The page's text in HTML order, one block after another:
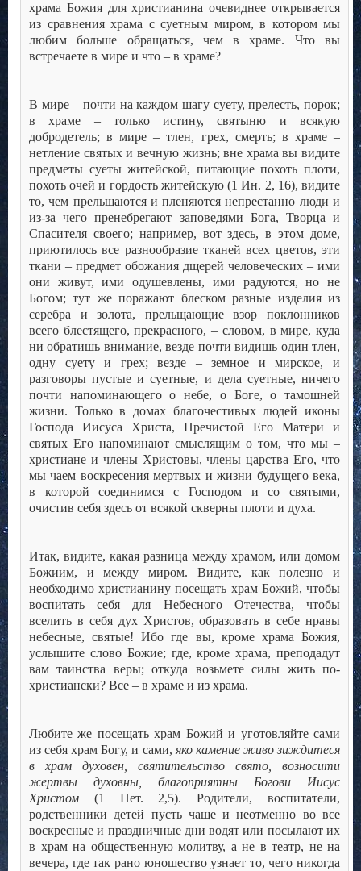
храма Божия для христианина очевиднее открывается
из сравнения храма с суетным миром, в котором мы
любим больше обращаться, чем в храме. Что вы
встречаете в мире и что – в храме?
В мире – почти на каждом шагу суету, прелесть, порок;
в храме – только истину, святыню и всякую
добродетель; в мире – тлен, грех, смерть; в храме –
нетление святых и вечную жизнь; вне храма вы видите
предметы суеты житейской, питающие похоть плоти,
похоть очей и гордость житейскую (1 Ин. 2, 16), видите
то, чем прельщаются и пленяются непрестанно люди и
из-за чего пренебрегают заповедями Бога, Творца и
Спасителя своего; например, вот здесь, в этом доме,
приютилось все разнообразие тканей всех цветов, эти
ткани – предмет обожания дщерей человеческих – ими
они живут, ими одушевлены, ими радуются, но не
Богом; тут же поражают блеском разные изделия из
серебра и золота, прельщающие взор поклонников
всего блестящего, прекрасного, – словом, в мире, куда
ни обратишь внимание, везде почти видишь один тлен,
одну суету и грех; везде – земное и мирское, и
разговоры пустые и суетные, и дела суетные, ничего
почти напоминающего о небе, о Боге, о тамошней
жизни. Только в домах благочестивых людей иконы
Господа Иисуса Христа, Пречистой Его Матери и
святых Его напоминают смыслящим о том, что мы –
христиане и члены Христовы, члены царства Его, что
мы чаем воскресения мертвых и жизни будущего века,
в которой соединимся с Господом и со святыми,
очистив себя здесь от всякой скверны плоти и духа.
Итак, видите, какая разница между храмом, или домом
Божиим, и между миром. Видите, как полезно и
необходимо христианину посещать храм Божий, чтобы
воспитать себя для Небесного Отечества, чтобы
вселить в себя дух Христов, образовать в себе нравы
небесные, святые! Ибо где вы, кроме храма Божия,
услышите слово Божие; где, кроме храма, преподадут
вам таинства веры; откуда возьмете силы жить по-
христиански? Все – в храме и из храма.
Любите же посещать храм Божий и уготовляйте сами
из себя храм Богу, и сами, яко камение живо зиждитеся
в храм духовен, святительство свято, возносити
жертвы духовны, благоприятны Богови Иисус
Христом (1 Пет. 2,5). Родители, воспитатели,
родственники детей пусть чаще и неотменно во все
воскресные и праздничные дни водят или посылают их
в храм на общественную молитву, а не в театр, не на
вечера, где так рано юношество узнает то, чего никогда